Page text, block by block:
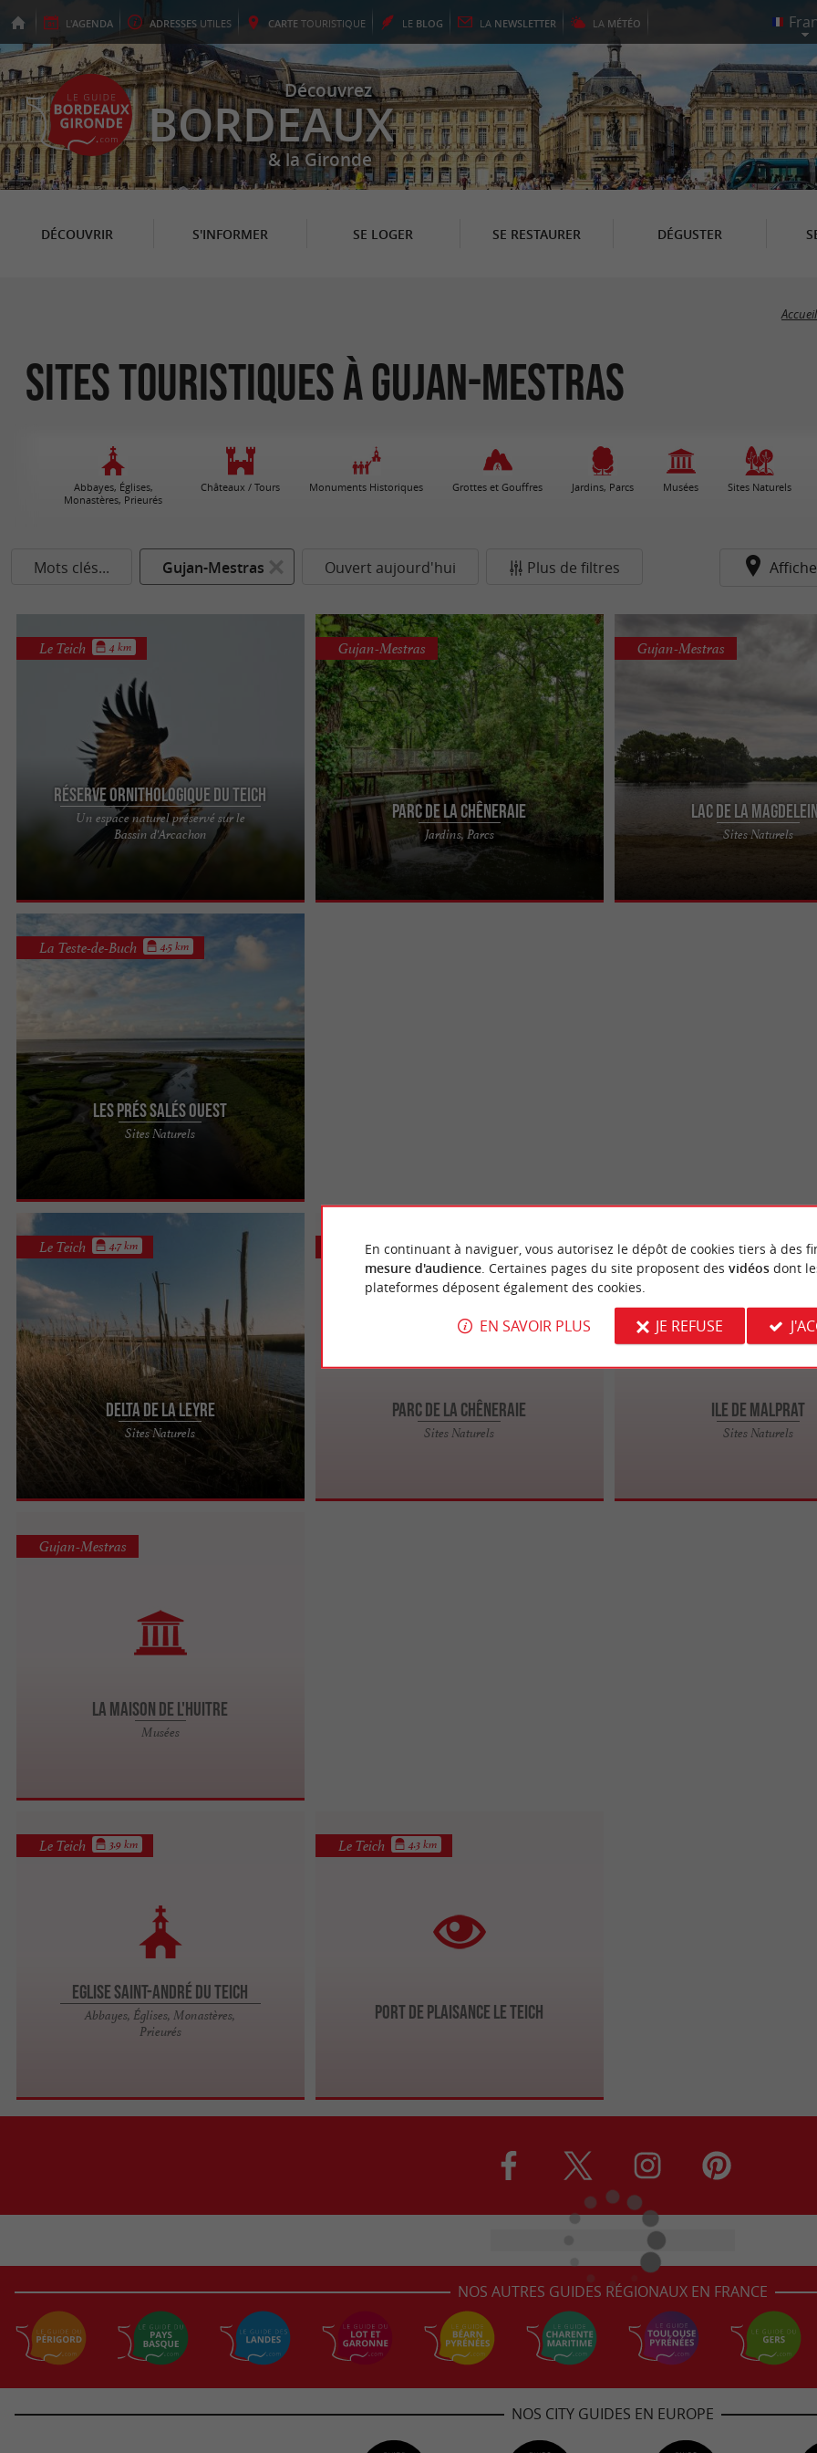
L'AGENDA ADRESSES UTILES CARTE TOURISTIQUE LE BLOG LA NEWSLETTER LA MÉTÉO
Découvrez
BORDEAUX
& la Gironde
DÉCOUVRIR S'INFORMER SE LOGER SE RESTAURER DÉGUSTER
Accueil
Sites Touristiques à Gujan-Mestras
Abbayes, Églises,
Monastères, Prieurés
Châteaux / Tours Monuments Historiques Grottes et Gouffres Jardins, Parcs Musées Sites Naturels
Mots clés... Gujan-Mestras Ouvert aujourd'hui Plus de filtres
Réserve Orni­thologique du Teich
Un espace naturel préservé sur le
Bassin d'Arcachon
Le Teich 4 km
LA RÉSERVE ORNITHOLOGIQUE DU TEICH Au plus
près des oiseaux sauvages La Réserve
Parc de la Chêneraie
Jardins, Parcs
Gujan-Mestras
Le Parc de la Chêneraie est un bel espace vert qui
sépare les communes de Gujan-Mestras et de La-
Teste-de-Buch, ...
Lac de la
Sites Naturels
Gujan-Mestras
Sur la commune de Gujan-Mestras,
Bassin d’Arcachon, le Lac de la
Les Prés Salés Ouest
Sites Naturels
La Teste-de-Buch 4.5 km
Les Prés Salés du Bassin d’Arcachon sont les plus
grands prés salés d’Aquitaine. Les Prés Salés ...
Delta de la Leyre
Sites Naturels
Le Teich 4.7 km
Le Delta de la Leyre est le lieu de rendez-vous
entre L’Eyre et le Bassin d’Arcachon. Cette belle
rivière a ...
Parc de la Chêneraie
Sites Naturels
Gujan-Mestras
Le Parc de la Chêneraie est un parc urbain, au
bout du Port de la Hume, de Gujan-Mestras. Ce
Ile de Malprat
Sites Naturels
Biganos 4.7 km
L’île de Malprat fait partie du Bassin
non loin de Biganos. Cette île s’est
La Maison de l'Huitre
Musées
Gujan-Mestras
Eglise Saint-André du Teich
Abbayes, Églises, Monastères,
Prieurés
Le Teich 3.9 km
Port de plaisance Le Teich
Le Teich 4.3 km
NOS AUTRES GUIDES RÉGIONAUX EN FRANCE
NOS CITY GUIDES EN EUROPE
En continuant à naviguer, vous autorisez le dépôt de cookies tiers à des
mesure d'audience. Certaines pages du site proposent des vidéosdont
plateformes déposent également des cookies.
EN SAVOIR PLUS JE REFUSE